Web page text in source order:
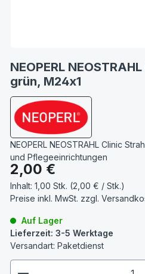
NEOPERL
grün, M24x1
NEOPERL NEOSTRAHL Clinic
und Pflegeeinrichtungen
Regulärer Preis:
2,00 €
Inhalt: 1,00 Stk. (2,00 € / Stk.)
Preise inkl. MwSt. zzgl.
Auf Lager
Lieferzeit: 3-5 Werktage
Versandart: Paketdienst